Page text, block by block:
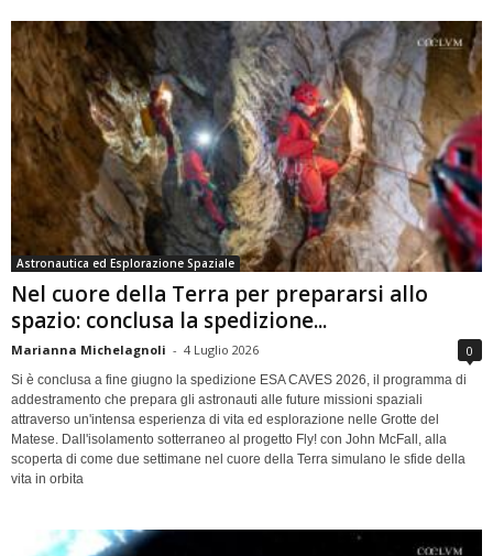
Astronautica ed Esplorazione Spaziale
Nel cuore della Terra per prepararsi allo
spazio: conclusa la spedizione...
Marianna Michelagnoli - 4 Luglio 2026 0
Si è conclusa a fine giugno la spedizione ESA CAVES 2026, il programma di
addestramento che prepara gli astronauti alle future missioni spaziali
attraverso un'intensa esperienza di vita ed esplorazione nelle Grotte del
Matese. Dall'isolamento sotterraneo al progetto Fly! con John McFall, alla
scoperta di come due settimane nel cuore della Terra simulano le sfide della
vita in orbita